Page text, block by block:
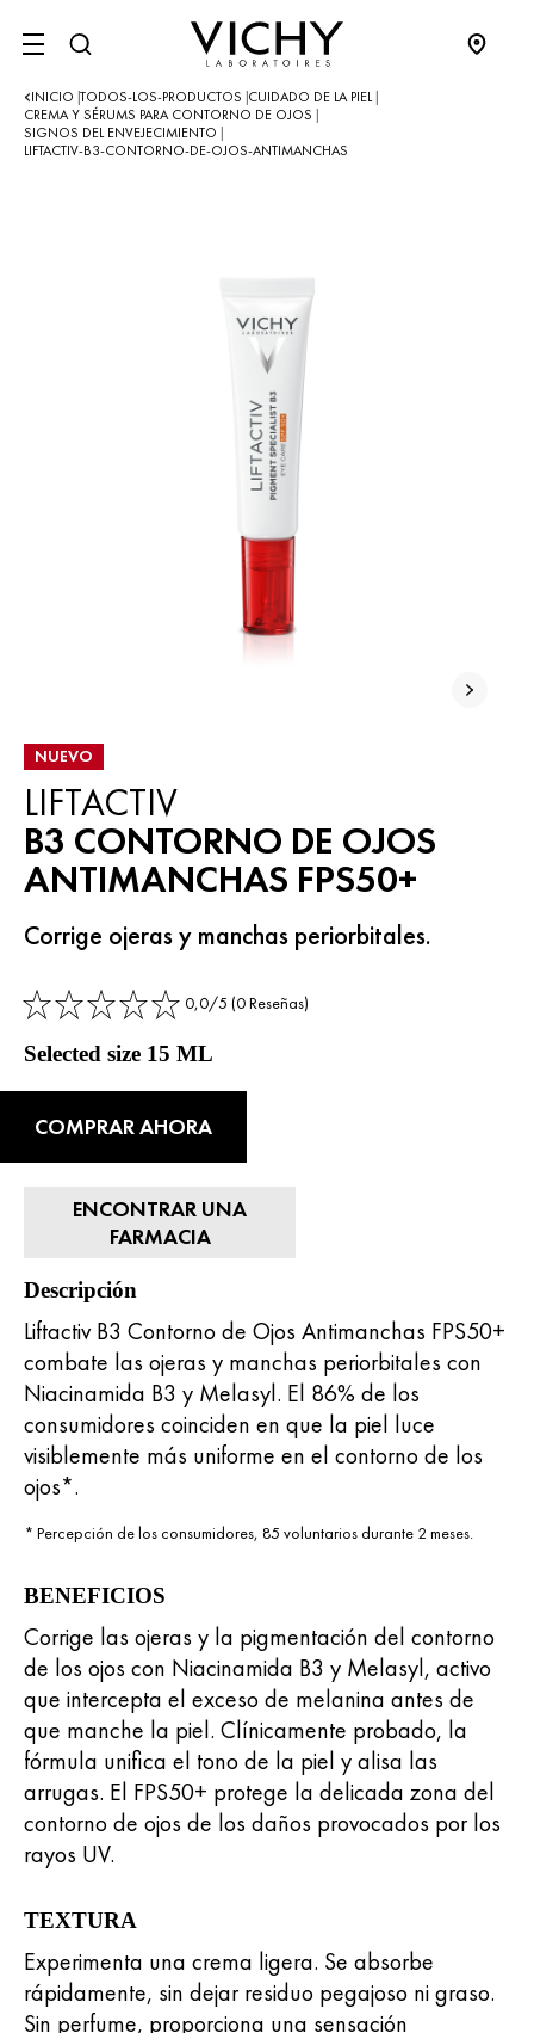
SITE MENU
INICIO TODOS-LOS-PRODUCTOS CUIDADO DE LA PIEL
CREMA Y SÉRUMS PARA CONTORNO DE OJOS
SIGNOS DEL ENVEJECIMIENTO
LIFTACTIV-B3-CONTORNO-DE-OJOS-ANTIMANCHAS
NUEVO
LIFTACTIV
B3 CONTORNO DE OJOS
ANTIMANCHAS FPS50+
Corrige ojeras y manchas periorbitales.
0,0/5 (0 Reseñas)
Selected size 15 ML
COMPRAR AHORA
ENCONTRAR UNA
FARMACIA
Descripción
Liftactiv B3 Contorno de Ojos Antimanchas FPS50+
combate las ojeras y manchas periorbitales con
Niacinamida B3 y Melasyl. El 86% de los
consumidores coinciden en que la piel luce
visiblemente más uniforme en el contorno de los
ojos*.
* Percepción de los consumidores, 85 voluntarios durante 2 meses.
BENEFICIOS
Corrige las ojeras y la pigmentación del contorno
de los ojos con Niacinamida B3 y Melasyl, activo
que intercepta el exceso de melanina antes de
que manche la piel. Clínicamente probado, la
fórmula unifica el tono de la piel y alisa las
arrugas. El FPS50+ protege la delicada zona del
contorno de ojos de los daños provocados por los
rayos UV.
TEXTURA
Experimenta una crema ligera. Se absorbe
rápidamente, sin dejar residuo pegajoso ni graso.
Sin perfume, proporciona una sensación